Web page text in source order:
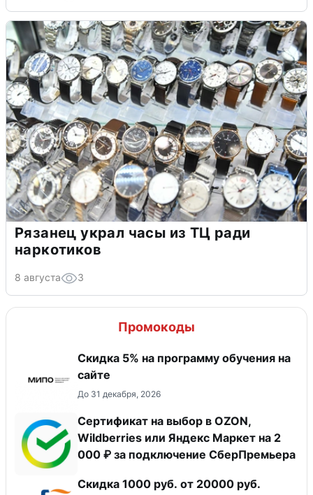
Рязанец украл часы из ТЦ ради
наркотиков
8 августа 3
Промокоды
Скидка 5% на программу обучения на
сайте
До 31 декабря, 2026
Сертификат на выбор в OZON,
Wildberries или Яндекс Маркет на 2
000 ₽ за подключение СберПремьера
​Скидка 1000 руб. от 20000 руб.